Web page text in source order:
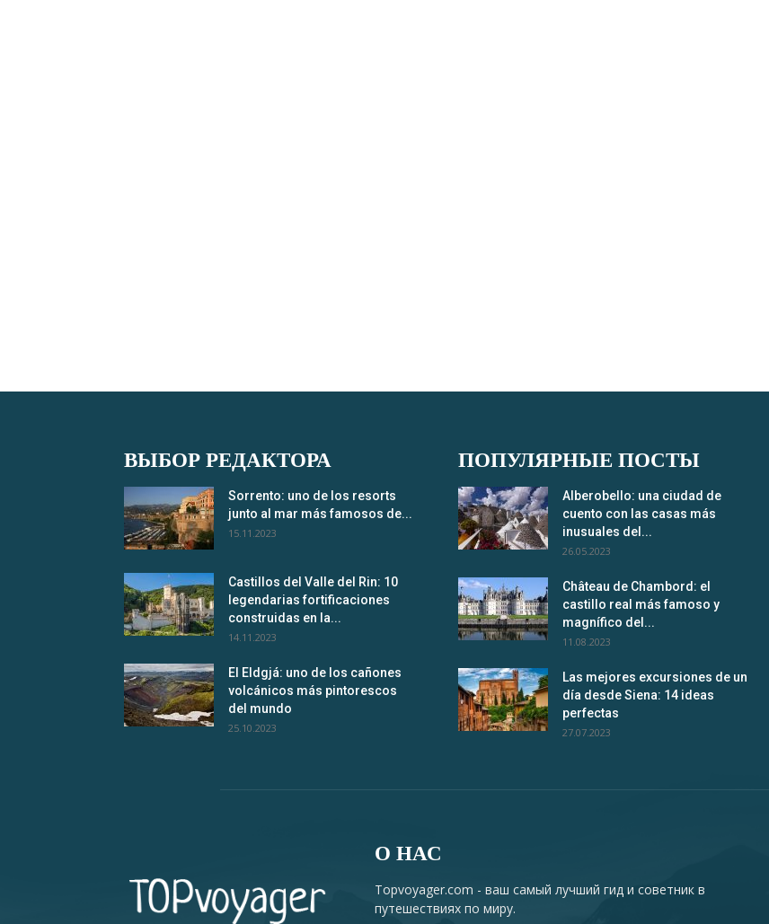
ВЫБОР РЕДАКТОРА
Sorrento: uno de los resorts
junto al mar más famosos de...
15.11.2023
Castillos del Valle del Rin: 10
legendarias fortificaciones
construidas en la...
14.11.2023
El Eldgjá: uno de los cañones
volcánicos más pintorescos
del mundo
25.10.2023
ПОПУЛЯРНЫЕ ПОСТЫ
Alberobello: una ciudad de
cuento con las casas más
inusuales del...
26.05.2023
Château de Chambord: el
castillo real más famoso y
magnífico del...
11.08.2023
Las mejores excursiones de un
día desde Siena: 14 ideas
perfectas
27.07.2023
О НАС
Topvoyager.com - ваш самый лучший гид и советник в
путешествиях по миру.